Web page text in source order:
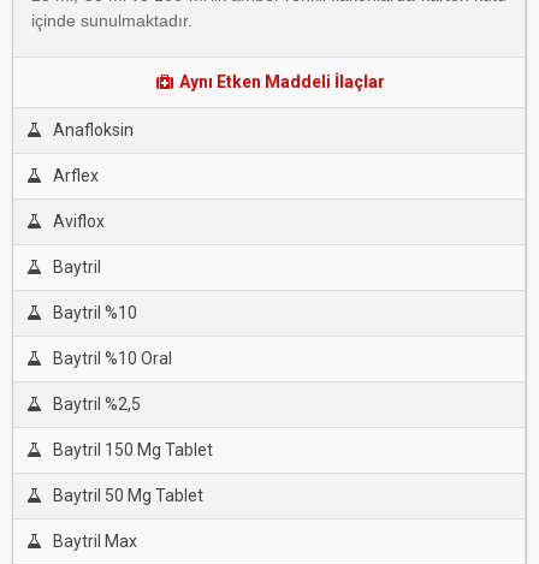
içinde sunulmaktadır.
Aynı Etken Maddeli İlaçlar
Anafloksin
Arflex
Aviflox
Baytril
Baytril %10
Baytril %10 Oral
Baytril %2,5
Baytril 150 Mg Tablet
Baytril 50 Mg Tablet
Baytril Max